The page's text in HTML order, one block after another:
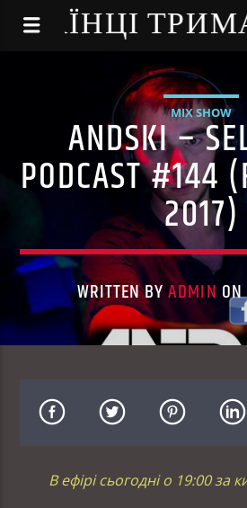
- УКРАЇНЦІ
MIX SHOW
ANDSKI –
PODCAST #144
2017)
WRITTEN BYADMIN
В ефірі сьогодні о 19:00 за